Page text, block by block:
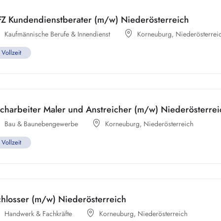
Kundendienstberater (m/w) Niederösterreich
Kaufmännische Berufe & Innendienst Korneuburg,
Vollzeit
Maler und Anstreicher (m/w)
Bau & Baunebengewerbe Korneuburg, Niederösterreich
Vollzeit
(m/w) Niederösterreich
Handwerk & Fachkräfte Korneuburg, Niederösterreich